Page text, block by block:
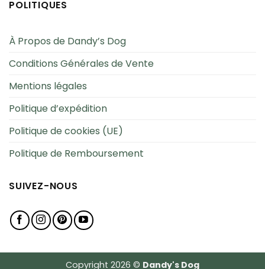
POLITIQUES
À Propos de Dandy’s Dog
Conditions Générales de Vente
Mentions légales
Politique d’expédition
Politique de cookies (UE)
Politique de Remboursement
SUIVEZ-NOUS
Copyright 2026 © Dandy's Dog